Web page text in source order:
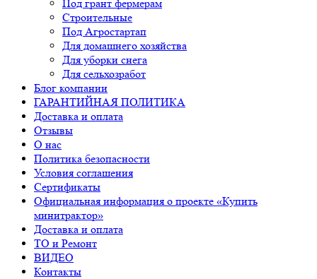
Под грант фермерам
Строительные
Под Агростартап
Для домашнего хозяйства
Для уборки снега
Для сельхозработ
Блог компании
ГАРАНТИЙНАЯ ПОЛИТИКА
Доставка и оплата
Отзывы
О нас
Политика безопасности
Условия соглашения
Сертификаты
Официальная информация о проекте «Купить
минитрактор»
Доставка и оплата
ТО и Ремонт
ВИДЕО
Контакты